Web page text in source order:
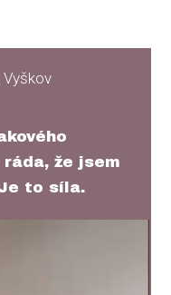
Vyškov
že jsem
to síla.